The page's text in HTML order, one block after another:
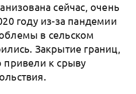
сейчас, очень
году из-за пандемии
в сельском
Закрытие границ,
привели к срыву